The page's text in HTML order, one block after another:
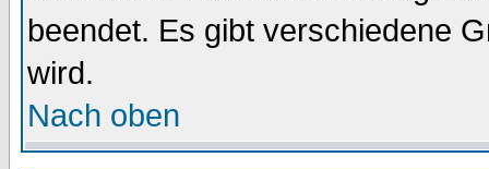
beendet. Es gibt verschiedene
wird.
Nach oben